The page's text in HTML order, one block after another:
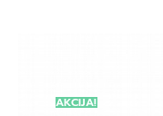
AKCIJA!